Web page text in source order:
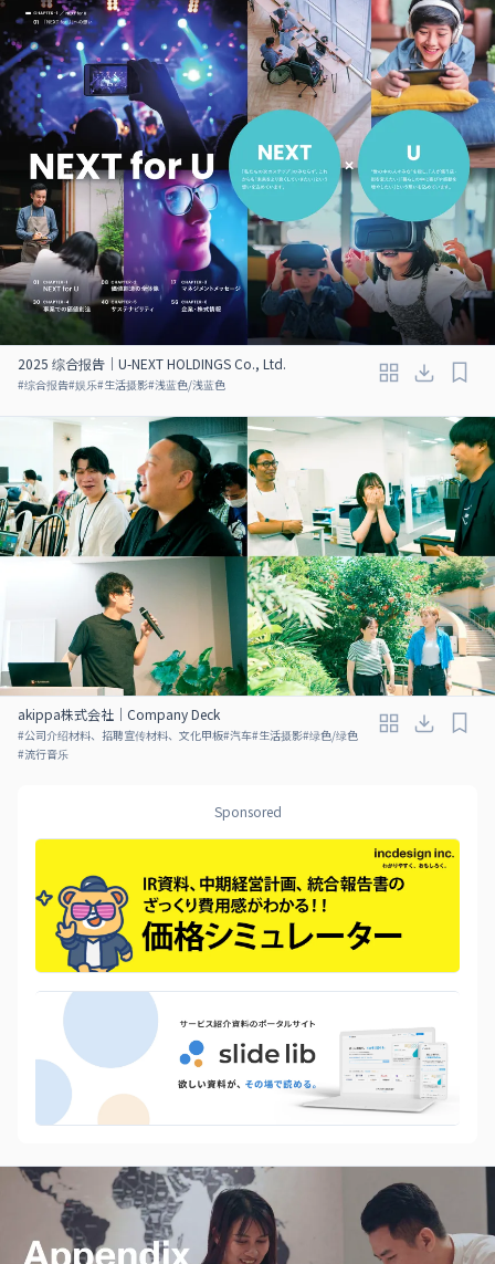
2025 综合报告｜U-NEXT HOLDINGS Co., Ltd.
#综合报告#娱乐#生活摄影#浅蓝色/浅蓝色
akippa株式会社｜Company Deck
#公司介绍材料、招聘宣传材料、文化甲板#汽车#生活摄影#绿色/绿色
#流行音乐
Sponsored